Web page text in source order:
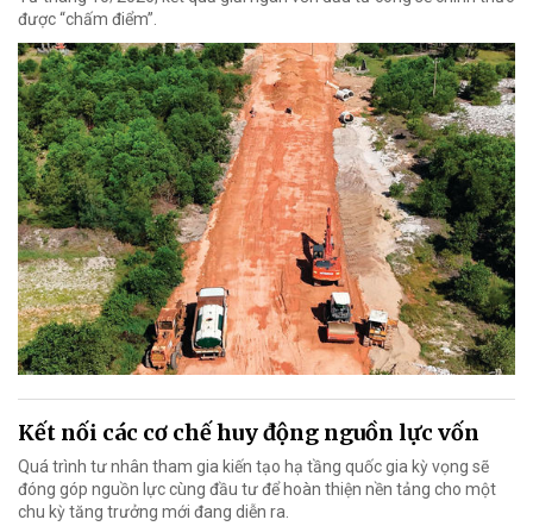
được “chấm điểm”.
Kết nối các cơ chế huy động nguồn lực vốn
Quá trình tư nhân tham gia kiến tạo hạ tầng quốc gia kỳ vọng sẽ
đóng góp nguồn lực cùng đầu tư để hoàn thiện nền tảng cho một
chu kỳ tăng trưởng mới đang diễn ra.